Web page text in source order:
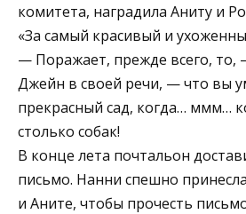
комитета, наградила Аниту и
«За самый красивый и
— Поражает, прежде всего, то,
Джейн в своей речи, — что вы
прекрасный сад, когда… ммм…
столько собак!
В конце лета почтальон
письмо. Нанни спешно
и Аните, чтобы прочесть